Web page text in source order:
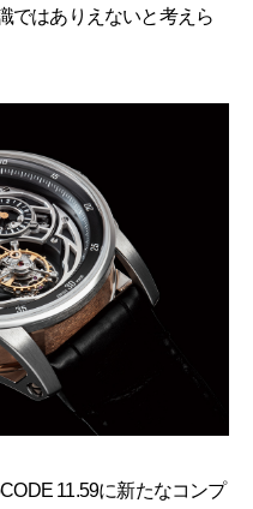
ではありえないと考えら
11.59に新たなコンプ